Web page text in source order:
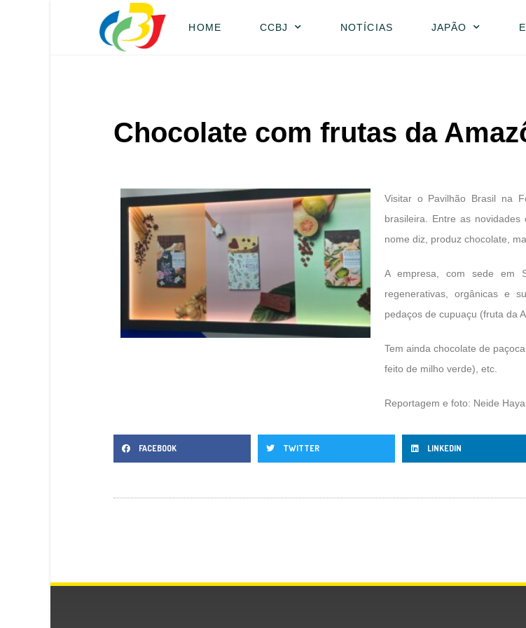
HOME CCBJ NOTÍCIAS JAPÃO
Chocolate com frutas da
Visitar o Pavilhão Brasil na
brasileira. Entre as
nome diz, produz chocolate,
A empresa, com sede em
regenerativas, orgânicas e
pedaços de cupuaçu (fruta da
Tem ainda chocolate de
feito de milho verde), etc.
Reportagem e foto: Neide
FACEBOOK TWITTER LINKEDIN